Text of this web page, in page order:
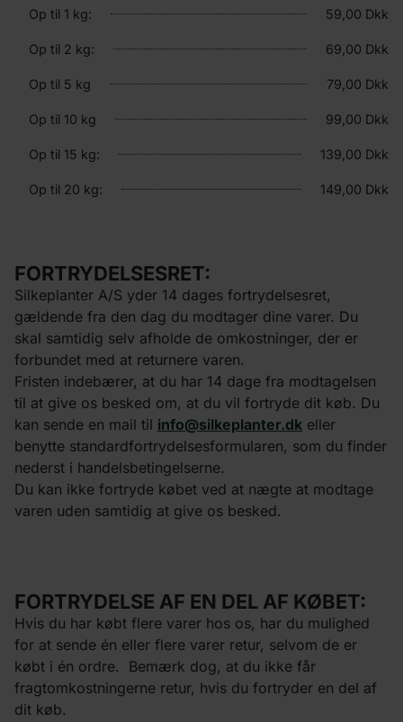
Op til 1 kg: 59,00 Dkk
Op til 2 kg: 69,00 Dkk
Op til 5 kg 79,00 Dkk
Op til 10 kg 99,00 Dkk
Op til 15 kg: 139,00 Dkk
Op til 20 kg: 149,00 Dkk
FORTRYDELSESRET:
Silkeplanter A/S yder 14 dages fortrydelsesret,
gældende fra den dag du modtager dine varer. Du
skal samtidig selv afholde de omkostninger, der er
forbundet med at returnere varen.
Fristen indebærer, at du har 14 dage fra modtagelsen
til at give os besked om, at du vil fortryde dit køb. Du
kan sende en mail til info@silkeplanter.dk eller
benytte standardfortrydelsesformularen, som du finder
nederst i handelsbetingelserne.
Du kan ikke fortryde købet ved at nægte at modtage
varen uden samtidig at give os besked.
FORTRYDELSE AF EN DEL AF KØBET:
Hvis du har købt flere varer hos os, har du mulighed
for at sende én eller flere varer retur, selvom de er
købt i én ordre. Bemærk dog, at du ikke får
fragtomkostningerne retur, hvis du fortryder en del af
dit køb.